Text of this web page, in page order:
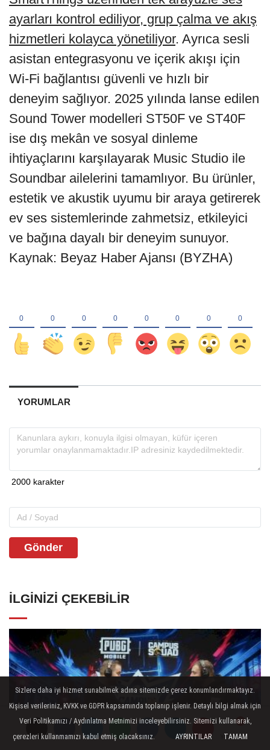
Yorumlar
Yorumlar
Yorumlar
ayarları kontrol ediliyor, grup çalma ve akış
hizmetleri kolayca yönetiliyor. Ayrıca sesli
asistan entegrasyonu ve içerik akışı için
Wi‑Fi bağlantısı güvenli ve hızlı bir
deneyim sağlıyor. 2025 yılında lanse edilen
Sound Tower modelleri ST50F ve ST40F
ise dış mekân ve sosyal dinleme
ihtiyaçlarını karşılayarak Music Studio ile
Soundbar ailelerini tamamlıyor. Bu ürünler,
estetik ve akustik uyumu bir araya getirerek
ev ses sistemlerinde zahmetsiz, etkileyici
ve bağına dayalı bir deneyim sunuyor.
Kaynak: Beyaz Haber Ajansı (BYZHA)
YORUMLAR
Gönder
İLGINIZI ÇEKEBILIR
Sizlere daha iyi hizmet sunabilmek adına sitemizde çerez konumlandırmaktayız.
Kişisel verileriniz, KVKK ve GDPR kapsamında toplanıp işlenir. Detaylı bilgi almak için
Veri Politikamızı / Aydınlatma Metnimizi inceleyebilirsiniz. Sitemizi kullanarak,
çerezleri kullanmamızı kabul etmiş olacaksınız.
AYRINTILAR TAMAM